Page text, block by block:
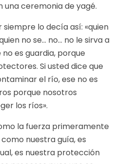
una ceremonia de yagé.
siempre lo decía así: «quien
no se… no… no le sirva a
es guardia, porque
Si usted dice que
el río, ese no es
porque nosotros
los ríos».
la fuerza primeramente
nuestra guía, es
es nuestra protección